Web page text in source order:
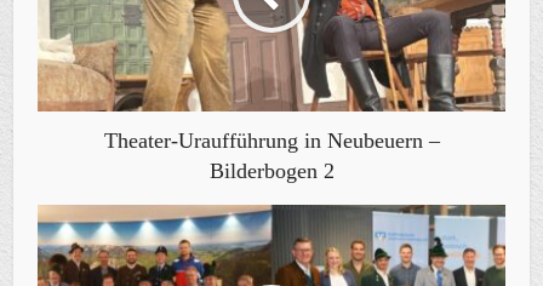
Theater-Uraufführung in Neubeuern –
Bilderbogen 2